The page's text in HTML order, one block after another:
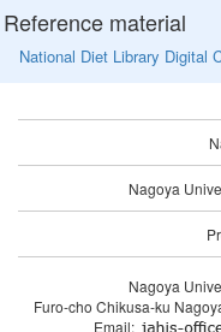
Reference material
National Diet Library Digital
Nagoya
Nagoya
Furo-cho Chikusa-ku
Email: